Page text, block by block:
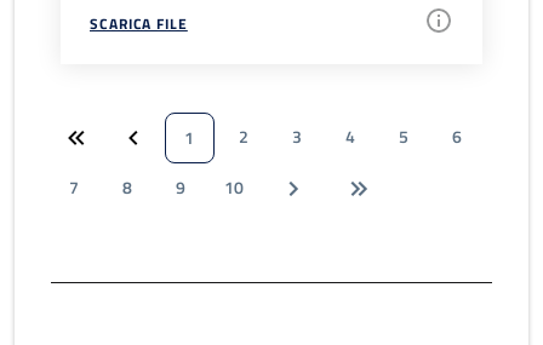
SCARICA FILE
1 2 3 4 5
6
7
8 9 10